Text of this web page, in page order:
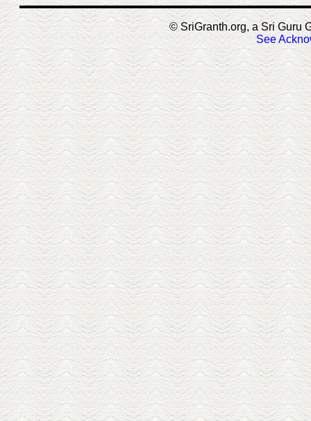
© SriGranth.org, a Sri Guru
See